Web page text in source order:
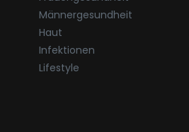
Männergesundheit
Haut
Infektionen
Lifestyle